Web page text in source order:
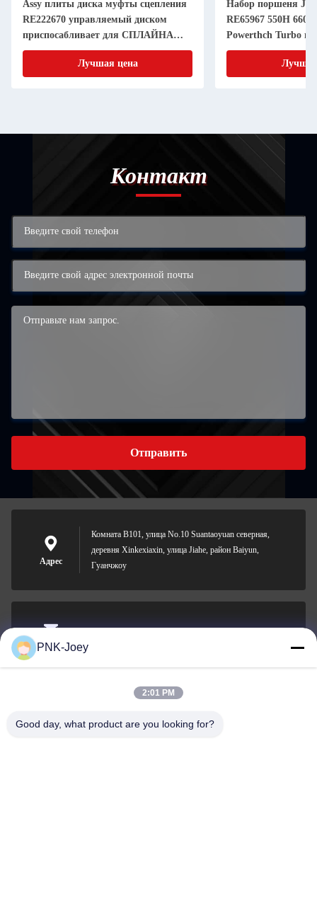
Assy плиты диска муфты сцепления
RE222670 управляемый диском
приспосабливает для СПЛАЙНА
дюйма 20 частей машинного
оборудования 11 земледелия
Лучшая цена
Набор поршеня JD
RE65967 550H 6603
Powerthch Turbo
втулки цилиндра
Контакт
Отправить
Адрес
Комната B101, улица No.10 Suantaoyuan северная,
деревня Xinkexiaxin, улица Jiahe, район Baiyun,
Гуанчжоу
Электронная
008613580404923
PNK-Joey
2:01 PM
Good day, what product are you looking for?